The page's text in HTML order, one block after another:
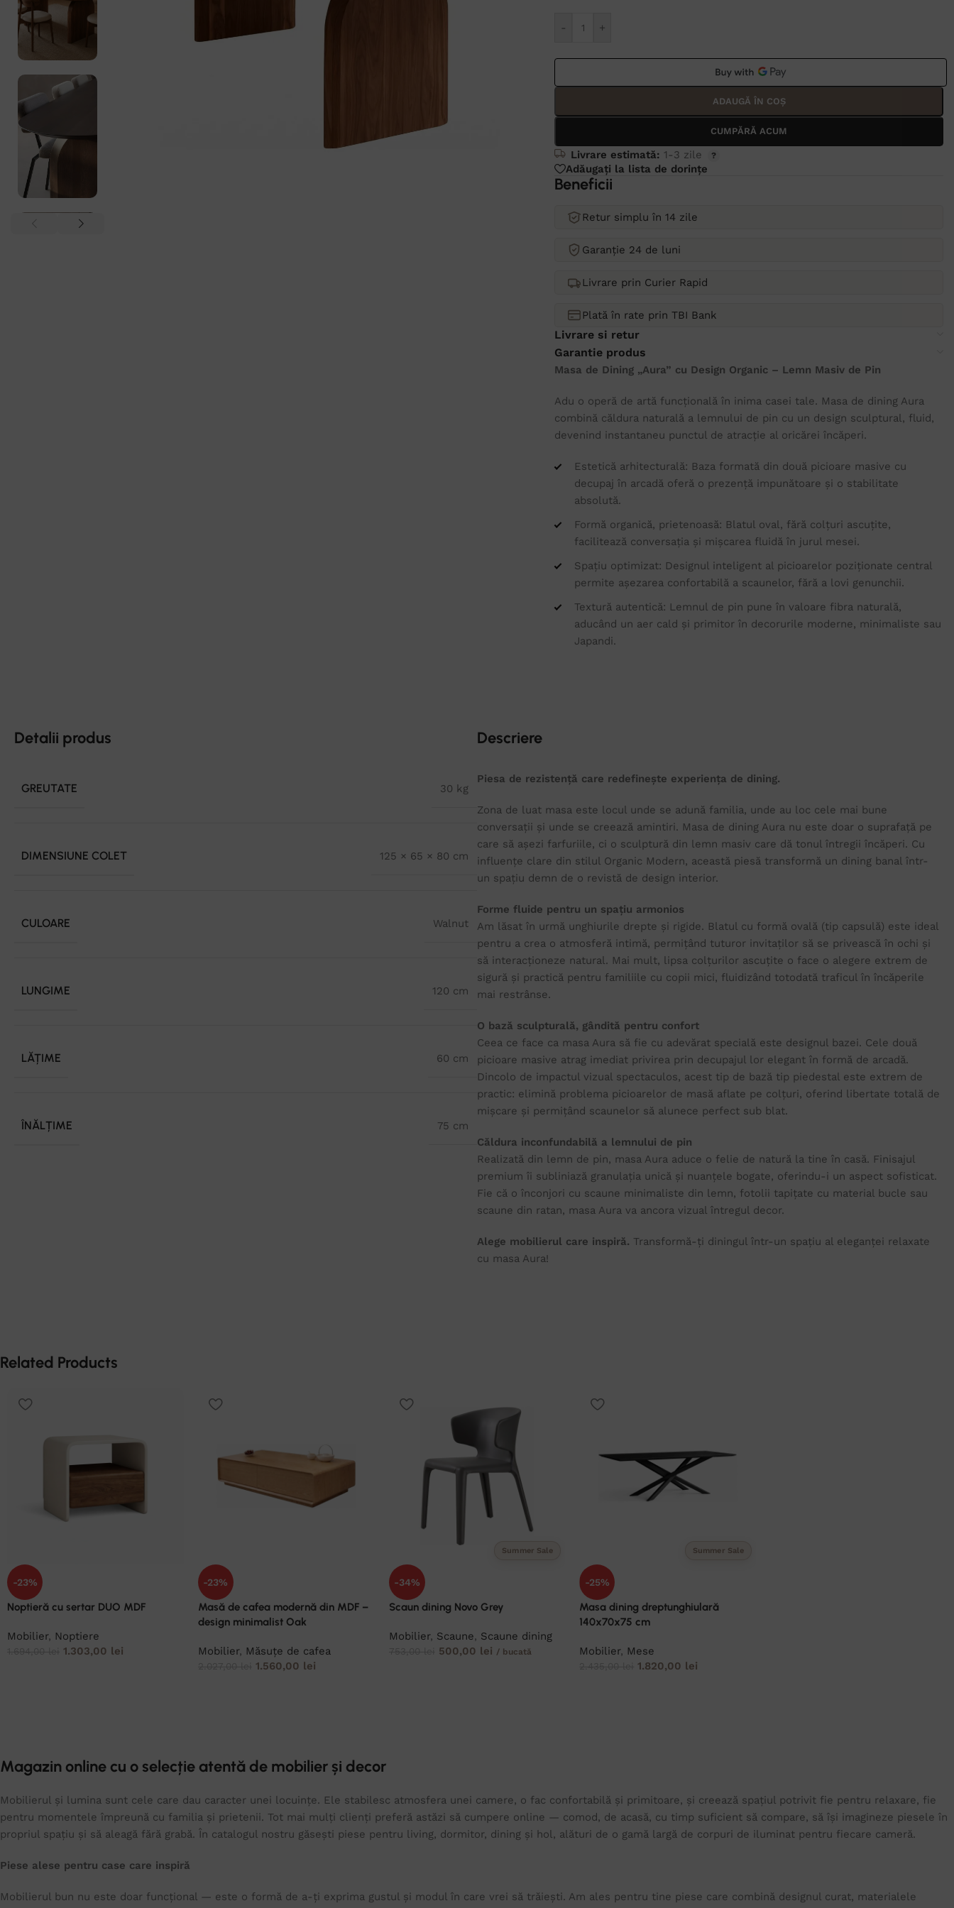
- +
ADAUGĂ ÎN COȘ
CUMPĂRĂ ACUM
Livrare estimată: 1-3 zile
Adăugați la lista de dorințe
Beneficii
Retur simplu în 14 zile
Garanție 24 de luni
Livrare prin Curier Rapid
Plată în rate prin TBI Bank
Livrare si retur
Garantie produs
Masa de Dining „Aura” cu Design Organic – Lemn Masiv de Pin
Adu o operă de artă funcțională în inima casei tale. Masa de dining Aura
combină căldura naturală a lemnului de pin cu un design sculptural, fluid,
devenind instantaneu punctul de atracție al oricărei încăperi.
Estetică arhitecturală: Baza formată din două picioare masive cu
decupaj în arcadă oferă o prezență impunătoare și o stabilitate
absolută.
Formă organică, prietenoasă: Blatul oval, fără colțuri ascuțite,
facilitează conversația și mișcarea fluidă în jurul mesei.
Spațiu optimizat: Designul inteligent al picioarelor poziționate central
permite așezarea confortabilă a scaunelor, fără a lovi genunchii.
Textură autentică: Lemnul de pin pune în valoare fibra naturală,
aducând un aer cald și primitor în decorurile moderne, minimaliste sau
Japandi.
Detalii produs
GREUTATE 30 kg
DIMENSIUNE COLET 125 × 65 × 80 cm
CULOARE Walnut
LUNGIME 120 cm
LĂȚIME 60 cm
ÎNĂLȚIME 75 cm
Descriere
Piesa de rezistență care redefinește experiența de dining.
Zona de luat masa este locul unde se adună familia, unde au loc cele mai bune
conversații și unde se creează amintiri. Masa de dining Aura nu este doar o suprafață pe
care să așezi farfuriile, ci o sculptură din lemn masiv care dă tonul întregii încăperi. Cu
influențe clare din stilul Organic Modern, această piesă transformă un dining banal într-
un spațiu demn de o revistă de design interior.
Forme fluide pentru un spațiu armonios
Am lăsat în urmă unghiurile drepte și rigide. Blatul cu formă ovală (tip capsulă) este ideal
pentru a crea o atmosferă intimă, permițând tuturor invitaților să se privească în ochi și
să interacționeze natural. Mai mult, lipsa colțurilor ascuțite o face o alegere extrem de
sigură și practică pentru familiile cu copii mici, fluidizând totodată traficul în încăperile
mai restrânse.
O bază sculpturală, gândită pentru confort
Ceea ce face ca masa Aura să fie cu adevărat specială este designul bazei. Cele două
picioare masive atrag imediat privirea prin decupajul lor elegant în formă de arcadă.
Dincolo de impactul vizual spectaculos, acest tip de bază tip piedestal este extrem de
practic: elimină problema picioarelor de masă aflate pe colțuri, oferind libertate totală de
mișcare și permițând scaunelor să alunece perfect sub blat.
Căldura inconfundabilă a lemnului de pin
Realizată din lemn de pin, masa Aura aduce o felie de natură la tine în casă. Finisajul
premium îi subliniază granulația unică și nuanțele bogate, oferindu-i un aspect sofisticat.
Fie că o înconjori cu scaune minimaliste din lemn, fotolii tapițate cu material bucle sau
scaune din ratan, masa Aura va ancora vizual întregul decor.
Alege mobilierul care inspiră. Transformă-ți diningul într-un spațiu al eleganței relaxate
cu masa Aura!
Related Products
-23%
Noptieră cu sertar DUO MDF
Mobilier, Noptiere
1.303,00 lei
-23%
Masă de cafea modernă din MDF –
design minimalist Oak
Mobilier, Măsuțe de cafea
1.560,00 lei
Summer Sale
-34%
Scaun dining Novo Grey
Mobilier, Scaune, Scaune dining
500,00 lei / bucată
Summer Sale
-25%
Masa dining dreptunghiulară
140x70x75 cm
Mobilier, Mese
1.820,00 lei
Magazin online cu o selecție atentă de mobilier și decor
Mobilierul și lumina sunt cele care dau caracter unei locuințe. Ele stabilesc atmosfera unei camere, o fac confortabilă și primitoare, și creează spațiul potrivit fie pentru relaxare, fie
pentru momentele împreună cu familia și prietenii. Tot mai mulți clienți preferă astăzi să cumpere online — comod, de acasă, cu timp suficient să compare, să își imagineze piesele în
propriul spațiu și să aleagă fără grabă. În catalogul nostru găsești piese pentru living, dormitor, dining și hol, alături de o gamă largă de corpuri de iluminat pentru fiecare cameră.
Piese alese pentru case care inspiră
Mobilierul bun nu este doar funcțional — este o formă de a-ți exprima gustul și modul în care vrei să trăiești. Am ales pentru tine piese care combină designul curat, materialele